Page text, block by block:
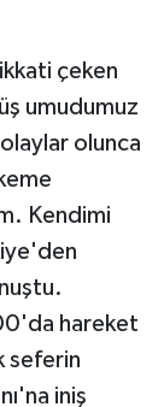
çeken
umudumuz
olunca
Kendimi
hareket
seferin
iniş